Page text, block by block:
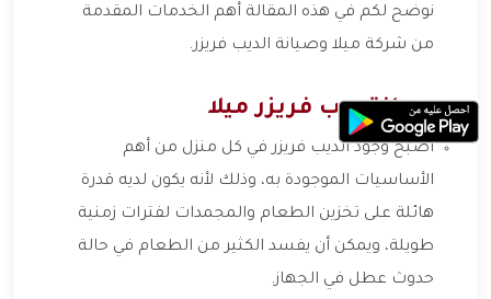
نوضح لكم في هذه المقالة أهم الخدمات المقدمة
من شركة ميلا وصيانة الديب فريزر.
صيانة ديب فريزر ميلا
أصبح وجود الديب فريزر في كل منزل من أهم
الأساسيات الموجودة به، وذلك لأنه يكون لديه قدرة
هائلة على تخزين الطعام والمجمدات لفترات زمنية
طويلة، ويمكن أن يفسد الكثير من الطعام في حالة
حدوث عطل في الجهاز.